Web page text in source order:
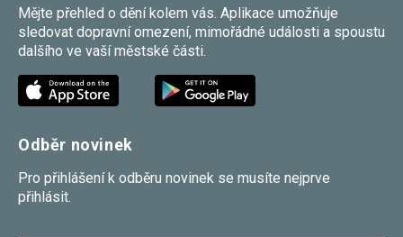
Mějte přehled o dění kolem vás. Aplikace umožňuje
sledovat dopravní omezení, mimořádné události a spoustu
dalšího ve vaší městské části.
Odběr novinek
Pro přihlášení k odběru novinek se musíte nejprve
přihlásit.